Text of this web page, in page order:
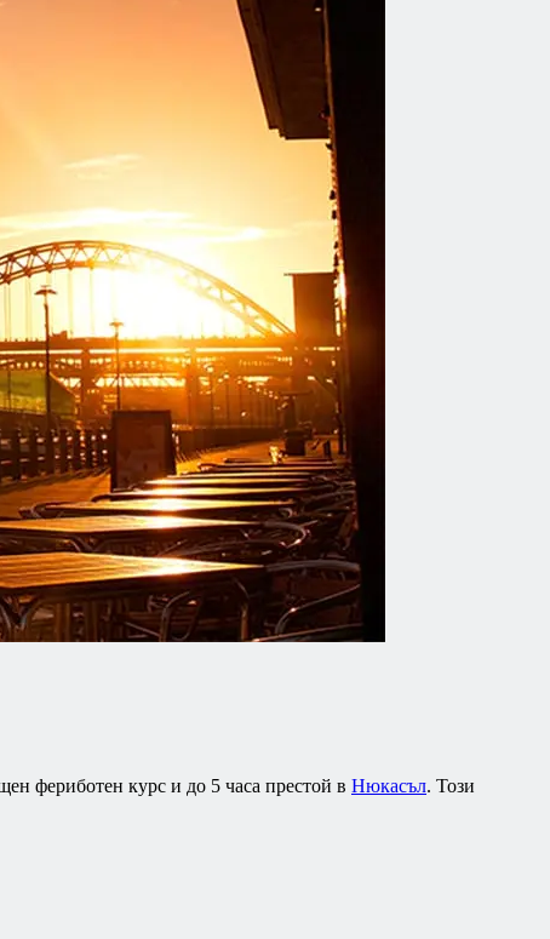
фериботен курс и до 5 часа престой в Нюкасъл. Този